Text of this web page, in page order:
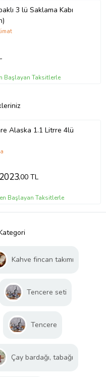
Kabı
Başlayan Taksitlerle
Alaska 1.1 Litrre 4lü
2023,00 TL
Başlayan Taksitlerle
Kahve fincan takımı
Tencere seti
Tencere
Çay bardağı, tabağı